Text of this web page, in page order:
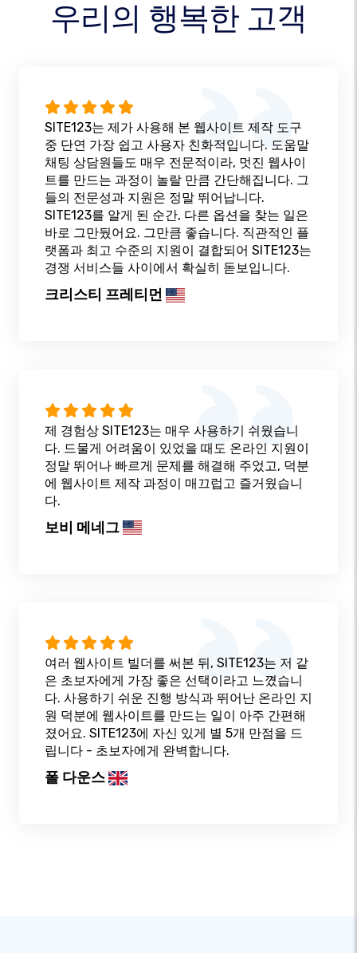
우리의 행복한 고객
SITE123는 제가 사용해 본 웹사이트 제작 도구
중 단연 가장 쉽고 사용자 친화적입니다. 도움말
채팅 상담원들도 매우 전문적이라, 멋진 웹사이
트를 만드는 과정이 놀랄 만큼 간단해집니다. 그
들의 전문성과 지원은 정말 뛰어납니다.
SITE123를 알게 된 순간, 다른 옵션을 찾는 일은
바로 그만뒀어요. 그만큼 좋습니다. 직관적인 플
랫폼과 최고 수준의 지원이 결합되어 SITE123는
경쟁 서비스들 사이에서 확실히 돋보입니다.
크리스티 프레티먼
제 경험상 SITE123는 매우 사용하기 쉬웠습니
다. 드물게 어려움이 있었을 때도 온라인 지원이
정말 뛰어나 빠르게 문제를 해결해 주었고, 덕분
에 웹사이트 제작 과정이 매끄럽고 즐거웠습니
다.
보비 메네그
여러 웹사이트 빌더를 써본 뒤, SITE123는 저 같
은 초보자에게 가장 좋은 선택이라고 느꼈습니
다. 사용하기 쉬운 진행 방식과 뛰어난 온라인 지
원 덕분에 웹사이트를 만드는 일이 아주 간편해
졌어요. SITE123에 자신 있게 별 5개 만점을 드
립니다 - 초보자에게 완벽합니다.
폴 다운스